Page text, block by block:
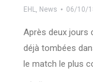
EHL, News 06/10/
Après deux jours
déjà tombées
le match le plus